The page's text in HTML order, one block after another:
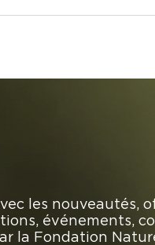
les nouveautés,
événements,
la Fondation